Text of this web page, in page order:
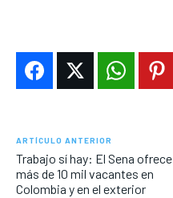
ARTÍCULO ANTERIOR
Trabajo sí hay: El Sena ofrece
más de 10 mil vacantes en
Colombia y en el exterior